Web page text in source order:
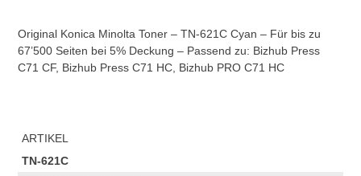
Original Konica Minolta Toner – TN-621C Cyan – Für bis zu
67’500 Seiten bei 5% Deckung – Passend zu: Bizhub Press
C71 CF, Bizhub Press C71 HC, Bizhub PRO C71 HC
ARTIKEL
TN-621C